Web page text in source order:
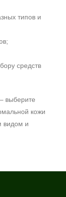
типов и
средств
выберите
кожи
видом и